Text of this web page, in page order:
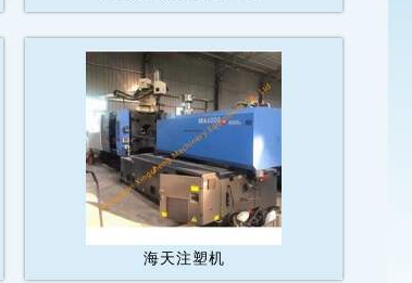
海天注塑机